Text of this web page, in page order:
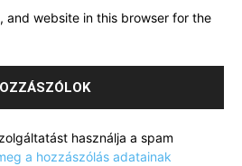
and website in this browser for the
használja a spam
a hozzászólás adatainak